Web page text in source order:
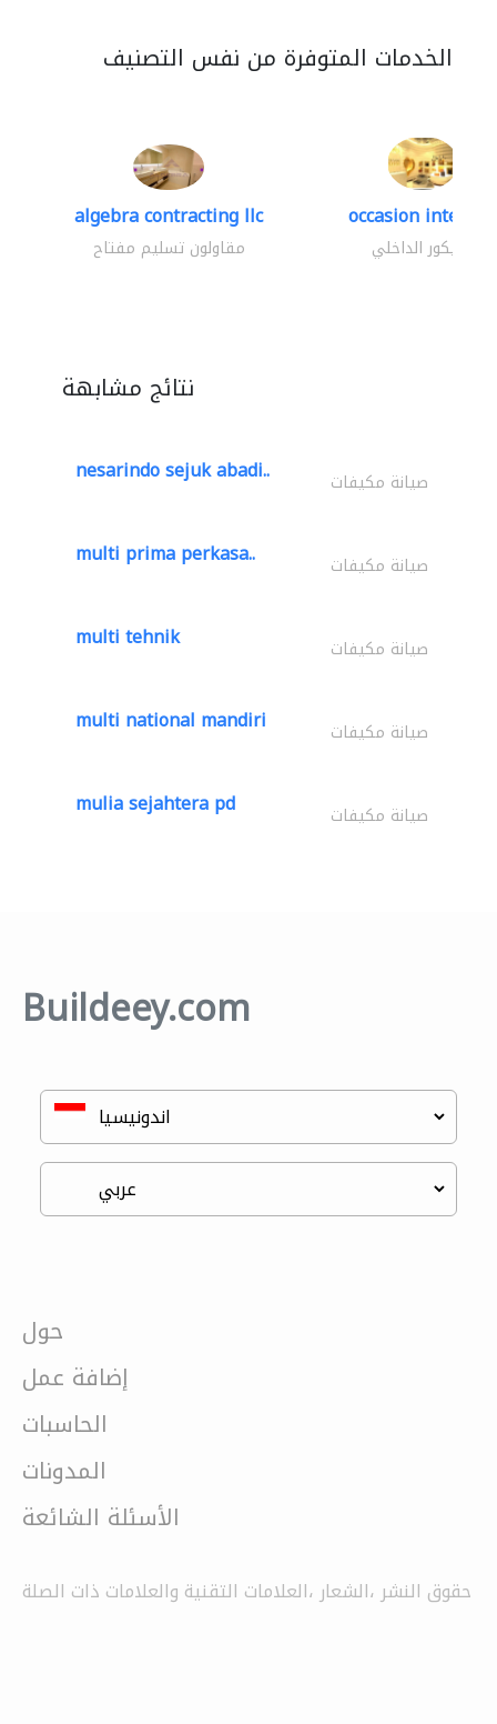
الخدمات المتوفرة من نفس التصنيف
algebra contracting llc
مقاولون تسليم مفتاح
occasion interiors
الديكور الداخلي
نتائج مشابهة
nesarindo sejuk abadi.. صيانة مكيفات
multi prima perkasa.. صيانة مكيفات
multi tehnik صيانة مكيفات
multi national mandiri صيانة مكيفات
mulia sejahtera pd صيانة مكيفات
Buildeey.com
حول
إضافة عمل
الحاسبات
المدونات
الأسئلة الشائعة
حقوق النشر ،الشعار ،العلامات التقنية والعلامات ذات الصلة